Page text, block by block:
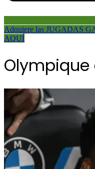
Adquiere las JUGADAS
AQUÍ
Olympique